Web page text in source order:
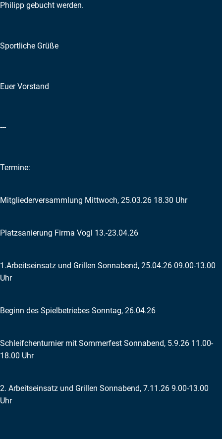
Philipp gebucht werden.
Sportliche Grüße
Euer Vorstand
---
Termine:
Mitgliederversammlung Mittwoch, 25.03.26 18.30 Uhr
Platzsanierung Firma Vogl 13.-23.04.26
1.Arbeitseinsatz und Grillen Sonnabend, 25.04.26 09.00-13.00
Uhr
Beginn des Spielbetriebes Sonntag, 26.04.26
Schleifchenturnier mit Sommerfest Sonnabend, 5.9.26 11.00-
18.00 Uhr
2. Arbeitseinsatz und Grillen Sonnabend, 7.11.26 9.00-13.00
Uhr